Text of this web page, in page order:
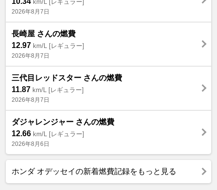
km/L [レギュラー]
2026年8月7日
長崎屋 さんの燃費
12.97 km/L [レギュラー]
2026年8月7日
三代目レッドスター さんの燃費
11.87 km/L [レギュラー]
2026年8月7日
ダジャレンジャー さんの燃費
12.66 km/L [レギュラー]
2026年8月6日
ホンダ オデッセイの新着燃費記録をもっと見る